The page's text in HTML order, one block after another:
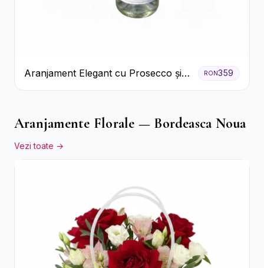
Aranjament Elegant cu Prosecco și
Flori Galbene.
RON359
Aranjamente Florale — Bordeasca Noua
Vezi toate →